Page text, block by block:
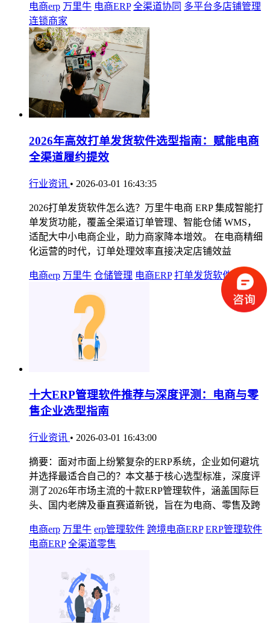
电商erp 万里牛 电商ERP 全渠道协同 多平台多店铺管理
连锁商家
2026年高效打单发货软件选型指南：赋能电商
全渠道履约提效
行业资讯 • 2026-03-01 16:43:35
2026打单发货软件怎么选？万里牛电商 ERP 集成智能打
单发货功能，覆盖全渠道订单管理、智能仓储 WMS，
适配大中小电商企业，助力商家降本增效。 在电商精细
化运营的时代，订单处理效率直接决定店铺效益
电商erp 万里牛 仓储管理 电商ERP 打单发货软件
十大ERP管理软件推荐与深度评测：电商与零
售企业选型指南
行业资讯 • 2026-03-01 16:43:00
摘要：面对市面上纷繁复杂的ERP系统，企业如何避坑
并选择最适合自己的？本文基于核心选型标准，深度评
测了2026年市场主流的十款ERP管理软件，涵盖国际巨
头、国内老牌及垂直赛道新锐，旨在为电商、零售及跨
电商erp 万里牛 erp管理软件 跨境电商ERP ERP管理软件
电商ERP 全渠道零售